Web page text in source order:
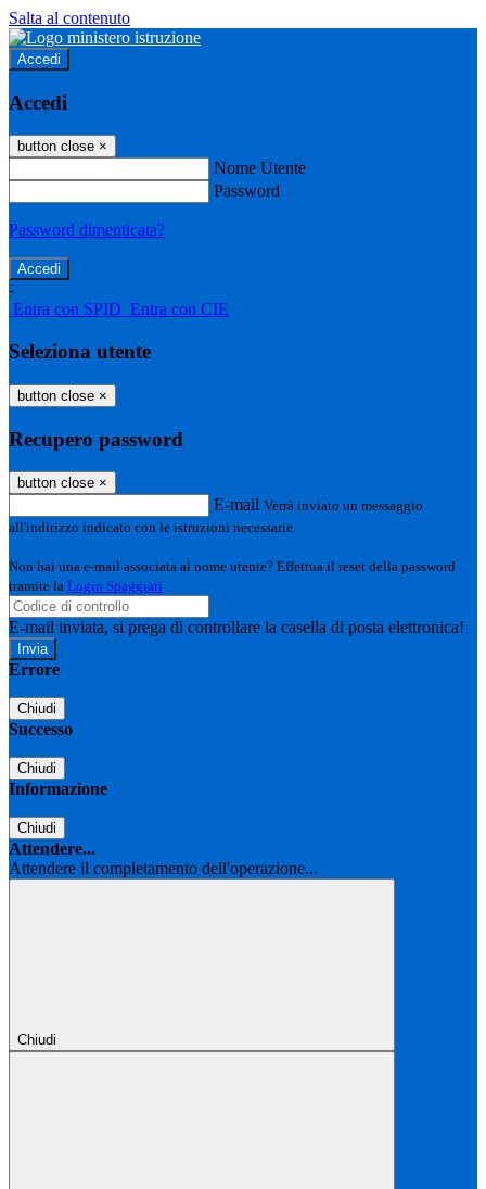
Salta al contenuto
Accedi
Accedi
button close ×
Nome Utente
Password
Password dimenticata?
-
Entra con SPID Entra con CIE
Seleziona utente
button close ×
Recupero password
button close ×
E-mail Verrà inviato un messaggio
all'indirizzo indicato con le istruzioni necessarie.
Non hai una e-mail associata al nome utente? Effettua il reset della password
tramite la Login Spaggiari
E-mail inviata, si prega di controllare la casella di posta elettronica!
Errore
Chiudi
Successo
Chiudi
Informazione
Chiudi
Attendere...
Attendere il completamento dell'operazione...
Chiudi